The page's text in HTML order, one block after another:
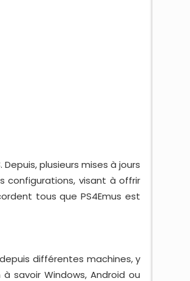
plusieurs mises à jours
visant à offrir
tous que PS4Emus est
différentes machines, y
savoir Windows, Android ou